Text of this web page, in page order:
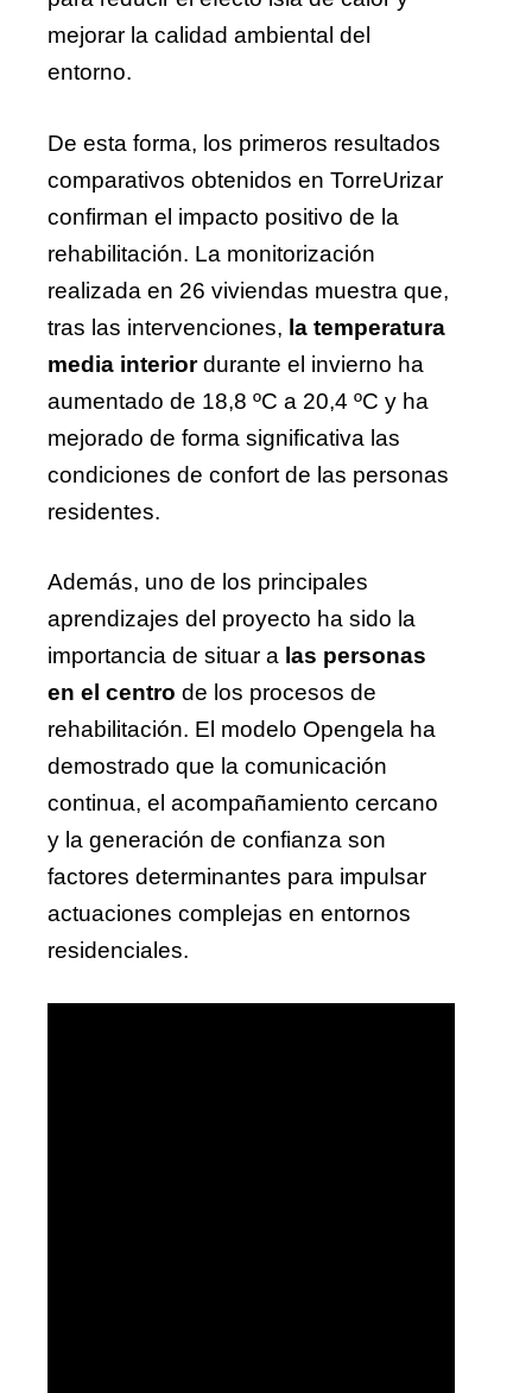
mejorar la calidad ambiental del
entorno.
De esta forma, los primeros resultados
comparativos obtenidos en TorreUrizar
confirman el impacto positivo de la
rehabilitación. La monitorización
realizada en 26 viviendas muestra que,
tras las intervenciones, la temperatura
media interiordurante el invierno ha
aumentado de 18,8 ºC a 20,4 ºC y ha
mejorado de forma significativa las
condiciones de confort de las personas
residentes.
Además, uno de los principales
aprendizajes del proyecto ha sido la
importancia de situar a las personas
en el centro de los procesos de
rehabilitación. El modelo Opengela ha
demostrado que la comunicación
continua, el acompañamiento cercano
y la generación de confianza son
factores determinantes para impulsar
actuaciones complejas en entornos
residenciales.